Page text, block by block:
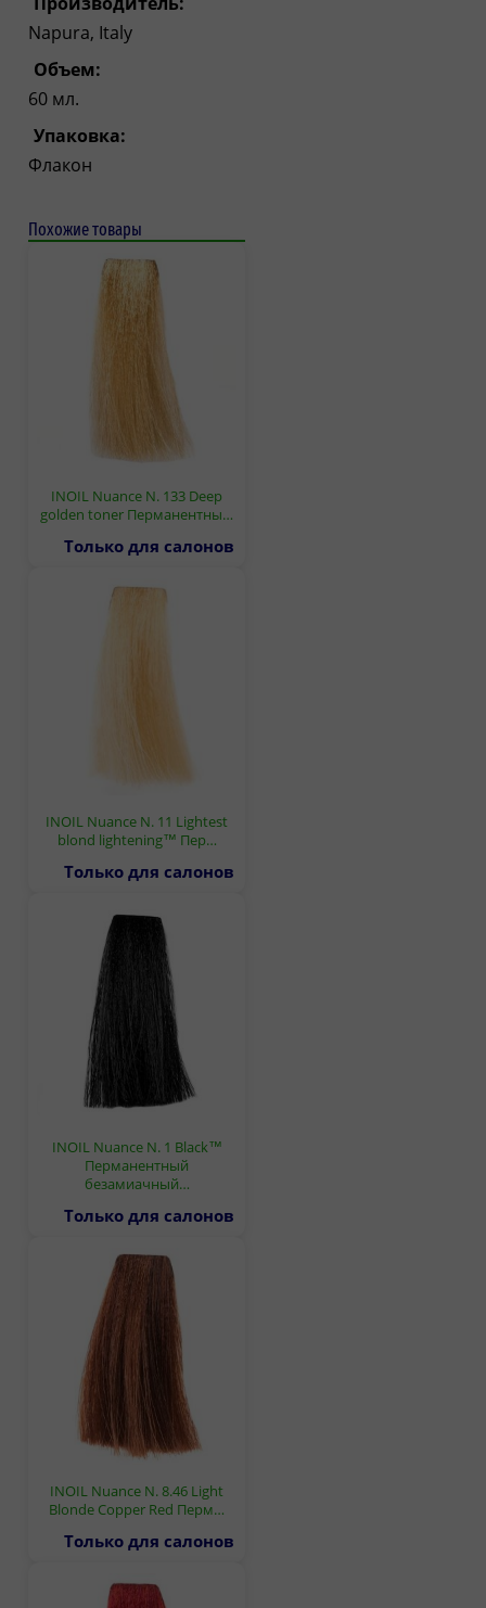
Napura, Italy
Объем:
60 мл.
Упаковка:
Флакон
Похожие товары
INOIL Nuance N. 133 Deep
golden toner Перманентны…
Только для салонов
INOIL Nuance N. 11 Lightest
blond lightening™ Пер…
Только для салонов
INOIL Nuance N. 1 Black™
Перманентный
безамиачный…
Только для салонов
INOIL Nuance N. 8.46 Light
Blonde Copper Red Перм…
Только для салонов